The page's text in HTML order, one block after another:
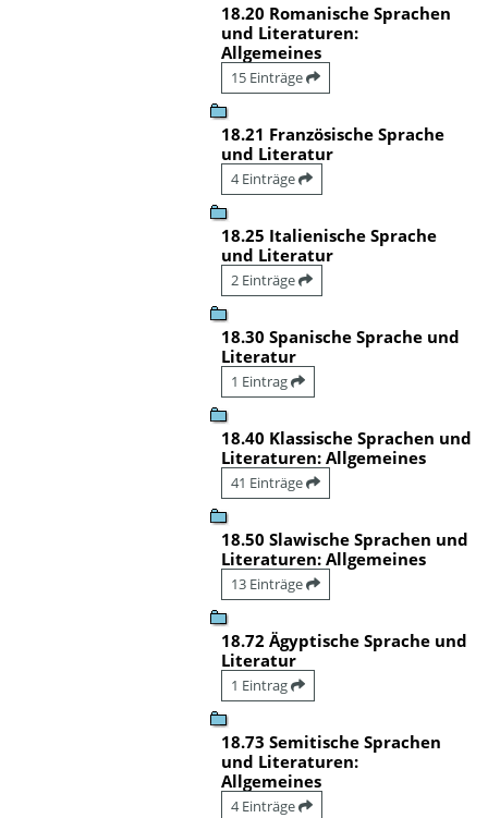
18.20 Romanische Sprachen
und Literaturen:
Allgemeines
15 Einträge
18.21 Französische Sprache
und Literatur
4 Einträge
18.25 Italienische Sprache
und Literatur
2 Einträge
18.30 Spanische Sprache und
Literatur
1 Eintrag
18.40 Klassische Sprachen und
Literaturen: Allgemeines
41 Einträge
18.50 Slawische Sprachen und
Literaturen: Allgemeines
13 Einträge
18.72 Ägyptische Sprache und
Literatur
1 Eintrag
18.73 Semitische Sprachen
und Literaturen:
Allgemeines
4 Einträge